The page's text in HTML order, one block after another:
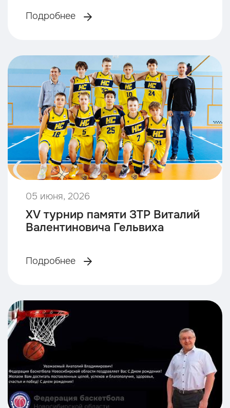
Подробнее
05 июня, 2026
XV турнир памяти ЗТР Виталий
Валентиновича Гельвиха
Подробнее